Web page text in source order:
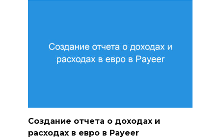
Создание отчета о доходах и
расходах в евро в Payeer